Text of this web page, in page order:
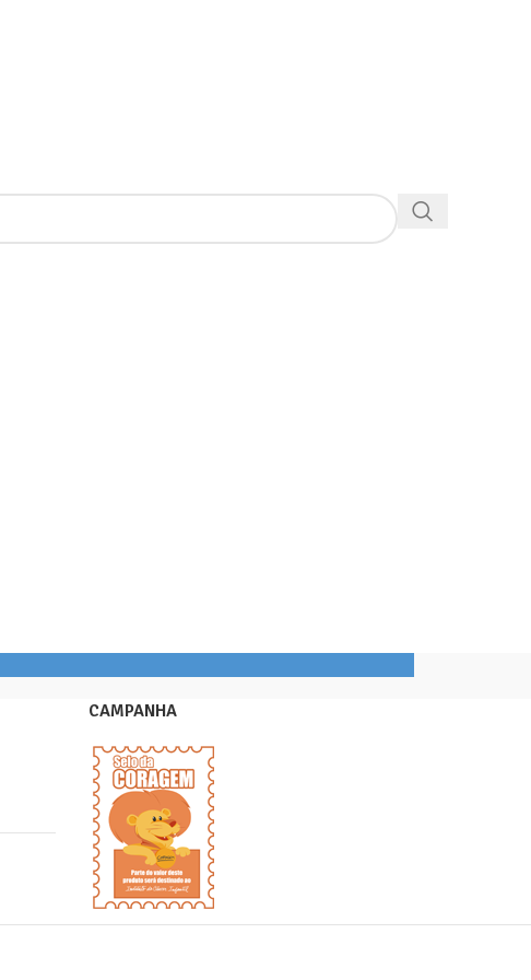
CAMPANHA